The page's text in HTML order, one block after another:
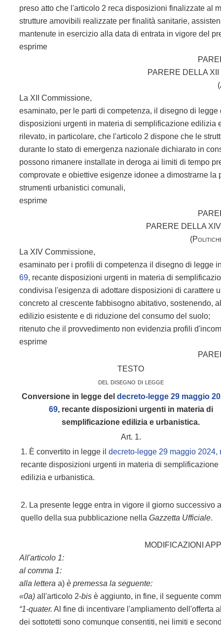
preso atto che l'articolo 2 reca disposizioni finalizzate al
strutture amovibili realizzate per finalità sanitarie,
mantenute in esercizio alla data di entrata in vigore del
esprime
PARERE DELLA
La XII Commissione,
esaminato, per le parti di competenza, il disegno di
disposizioni urgenti in materia di semplificazione edilizia
rilevato, in particolare, che l'articolo 2 dispone che le
durante lo stato di emergenza nazionale dichiarato in
possono rimanere installate in deroga ai limiti di tempo
comprovate e obiettive esigenze idonee a dimostrarne
strumenti urbanistici comunali,
esprime
PARERE DELLA
La XIV Commissione,
esaminato per i profili di competenza il disegno di legge
69, recante disposizioni urgenti in materia di
condivisa l'esigenza di adottare disposizioni di carattere
concreto al crescente fabbisogno abitativo, sostenendo,
edilizio esistente e di riduzione del consumo del suolo;
ritenuto che il provvedimento non evidenzia profili
esprime
TESTO
del disegno di legge
Conversione in legge del decreto-legge 29 maggio
69, recante disposizioni urgenti in materia di
semplificazione edilizia e urbanistica.
Art. 1.
1. È convertito in legge ildecreto-legge 29 maggio 2024,
recante disposizioni urgenti in materia di semplificazione
edilizia e urbanistica.
2. La presente legge entra in vigore il giorno successivo
quello della sua pubblicazione nellaGazzetta Ufficiale.
MODIFICAZIONI
All'articolo 1:
al comma 1:
alla lettera a)è premessa la seguente:
«0a) all'articolo 2-bis è aggiunto, in fine, il seguente
“1-quater. Al fine di incentivare l'ampliamento dell'offerta
dei sottotetti sono comunque consentiti, nei limiti e